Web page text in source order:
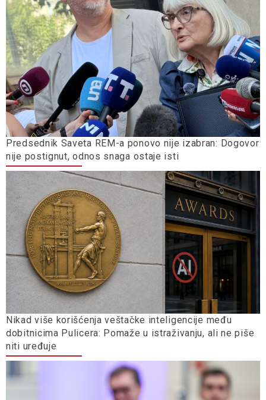
Predsednik Saveta REM-a ponovo nije izabran: Dogovor
nije postignut, odnos snaga ostaje isti
Nikad više korišćenja veštačke inteligencije među
dobitnicima Pulicera: Pomaže u istraživanju, ali ne piše
niti uređuje